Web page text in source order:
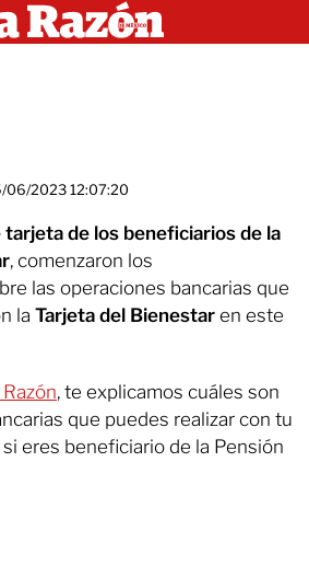
06/2023 12:07:20
de los beneficiarios de la
, comenzaron los
las operaciones bancarias que
la Tarjeta del Bienestar en este
Razón, te explicamos cuáles son
que puedes realizar con tu
eres beneficiario de la Pensión